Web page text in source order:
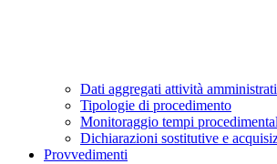
Dati aggregati attività
Tipologie di procedimento
Monitoraggio tempi
Dichiarazioni sostitutive e
Provvedimenti